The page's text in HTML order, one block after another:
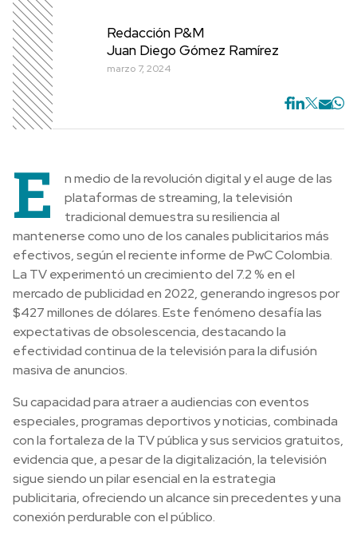
Redacción P&M
Juan Diego Gómez Ramírez
marzo 7, 2024
E
n medio de la revolución digital y el auge de las
plataformas de streaming, la televisión
tradicional demuestra su resiliencia al
mantenerse como uno de los canales publicitarios más
efectivos, según el reciente informe de PwC Colombia.
La TV experimentó un crecimiento del 7.2 % en el
mercado de publicidad en 2022, generando ingresos por
$427 millones de dólares. Este fenómeno desafía las
expectativas de obsolescencia, destacando la
efectividad continua de la televisión para la difusión
masiva de anuncios.
Su capacidad para atraer a audiencias con eventos
especiales, programas deportivos y noticias, combinada
con la fortaleza de la TV pública y sus servicios gratuitos,
evidencia que, a pesar de la digitalización, la televisión
sigue siendo un pilar esencial en la estrategia
publicitaria, ofreciendo un alcance sin precedentes y una
conexión perdurable con el público.